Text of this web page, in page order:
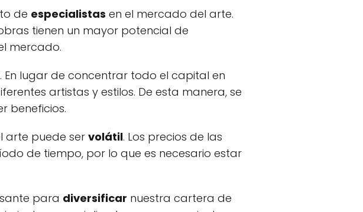
de especialistas en el mercado del arte.
tienen un mayor potencial de
mercado.
En lugar de concentrar todo el capital en
artistas y estilos. De esta manera, se
beneficios.
arte puede ser volátil. Los precios de las
de tiempo, por lo que es necesario estar
para diversificar nuestra cartera de